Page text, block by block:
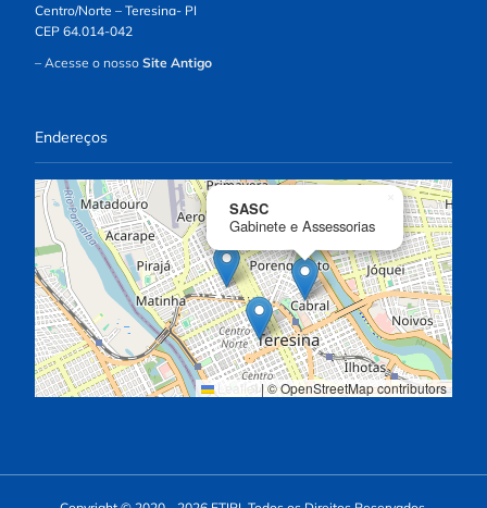
Centro/Norte – Teresina- PI
CEP 64.014-042
– Acesse o nosso Site Antigo
Endereços
SASC
Gabinete e Assessorias
Leaflet |© OpenStreetMap contributors